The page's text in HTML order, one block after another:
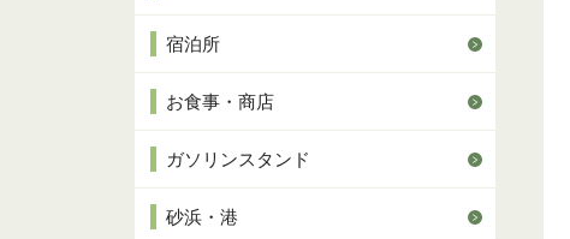
宿泊所
お食事・商店
ガソリンスタンド
砂浜・港